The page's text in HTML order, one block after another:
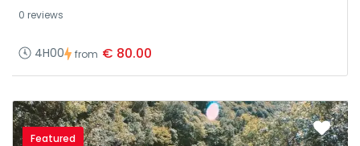
0 reviews
4H00 from € 80.00
Featured